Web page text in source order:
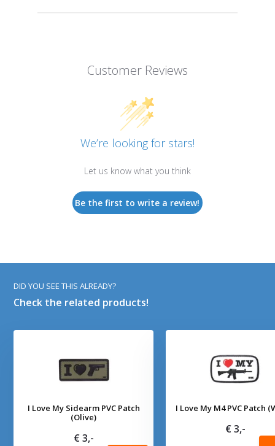
Customer Reviews
We’re looking for stars!
Let us know what you think
Be the first to write a review!
DID YOU SEE THIS ALREADY?
Check the related products!
I Love My Sidearm PVC Patch
(Olive)
€ 3,-
I Love My M4 PVC Patch
€ 3,-